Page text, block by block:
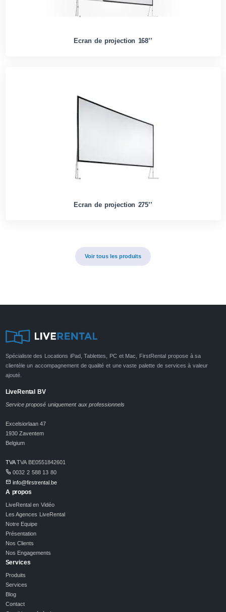
Ecran de projection 168’’
Ecran de projection 275’’
Voir tous les produits
Spécialiste des Locations iPad, Tablettes, PC et Mac, FirstRental propose à sa
clientèle un accompagnement de qualité et une vaste palette de services à valeur
ajouté.
LiveRental BV
Service proposé uniquement aux professionnels
Excelsiorlaan 47
1930 Zaventem
Belgium
TVATVA BE0551842601
0032 2 588 13 80
info@firstrental.be
A propos
LiveRental en Vidéo
Les Agences LiveRental
Notre Equipe
Présentation
Nos Clients
Nos Engagements
Services
Produits
Services
Blog
Contact